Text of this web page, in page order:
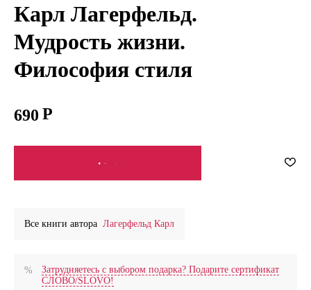
Карл Лагерфельд.
Мудрость жизни.
Философия стиля
690
СООБЩИТЬ О ПОСТУПЛЕНИИ
Все книги автора Лагерфельд Карл
Затрудняетесь с выбором подарка? Подарите сертификат
СЛОВО/SLOVO!